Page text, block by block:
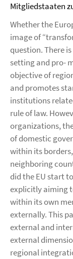
Mitgliedstaaten
Whether the
image of
question. There
setting and pro-
objective of
and promotes
institutions
rule of law.
organizations,
of domestic
within its
neighboring
did the EU start
explicitly aiming
within its own
externally. This
external and
external
regional